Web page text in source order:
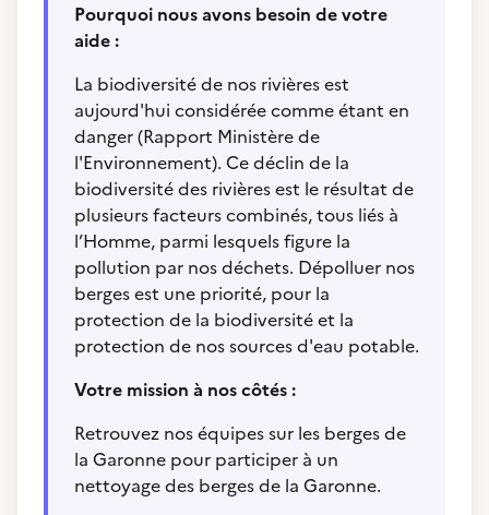
Pourquoi nous avons besoin de votre
aide :
La biodiversité de nos rivières est
aujourd'hui considérée comme étant en
danger (Rapport Ministère de
l'Environnement). Ce déclin de la
biodiversité des rivières est le résultat de
plusieurs facteurs combinés, tous liés à
l’Homme, parmi lesquels figure la
pollution par nos déchets. Dépolluer nos
berges est une priorité, pour la
protection de la biodiversité et la
protection de nos sources d'eau potable.
Votre mission à nos côtés :
Retrouvez nos équipes sur les berges de
la Garonne pour participer à un
nettoyage des berges de la Garonne.